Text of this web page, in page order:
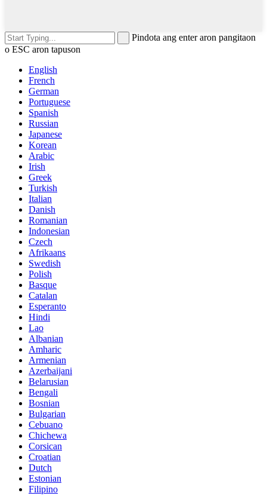
Pindota ang enter aron pangitaon
o ESC aron tapuson
English
French
German
Portuguese
Spanish
Russian
Japanese
Korean
Arabic
Irish
Greek
Turkish
Italian
Danish
Romanian
Indonesian
Czech
Afrikaans
Swedish
Polish
Basque
Catalan
Esperanto
Hindi
Lao
Albanian
Amharic
Armenian
Azerbaijani
Belarusian
Bengali
Bosnian
Bulgarian
Cebuano
Chichewa
Corsican
Croatian
Dutch
Estonian
Filipino